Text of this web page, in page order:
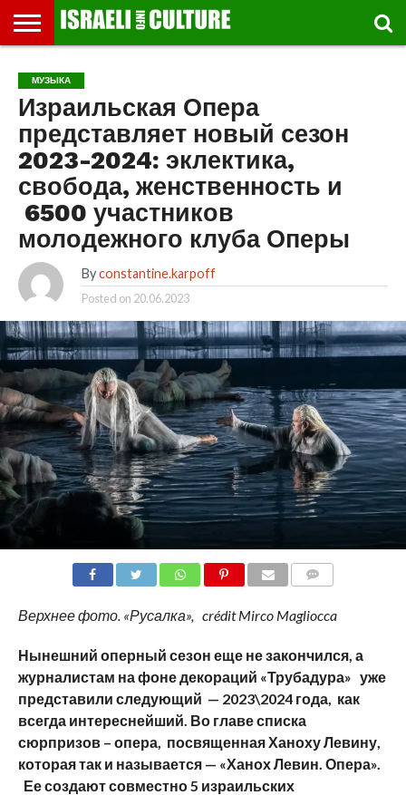
МУЗЕИ
СТРАНА
ФЕСТИВАЛЕЙ
ТЕАТР
КНИГИ.
ТЕКСТЫ
МУЗЫКА
РЕЛИГИЯ/
ИСТОРИЯ
ДВИЖЕНИЕ
ДЕТИ
ВЫХОДНОГО
ДНЯ
МАРШРУТЫ
ПРОГУЛЬЩИКА
ВИДЕО-
РЕЧИ
ВПЕЧАТЛЕНИЯ
ВСТРЕЧИ
И
ЛЕКЦИИ
ИНТЕРВЬЮ
КИНО
TEL
AVIV
GLOBAL
МУЗЫКА
Израильская Опера
представляет новый сезон
2023-2024: эклектика,
свобода, женственность и
6500 участников
молодежного клуба Оперы
By constantine.karpoff
Posted on 20.06.2023
Верхнее фото. «Русалка», crédit Mirco Magliocca
Нынешний оперный сезон еще не закончился, а
журналистам на фоне декораций «Трубадура» уже
представили следующий — 2023\2024 года, как
всегда интереснейший. Во главе списка
сюрпризов – опера, посвященная Ханоху Левину,
которая так и называется — «Ханох Левин. Опера».
Ее создают совместно 5 израильских